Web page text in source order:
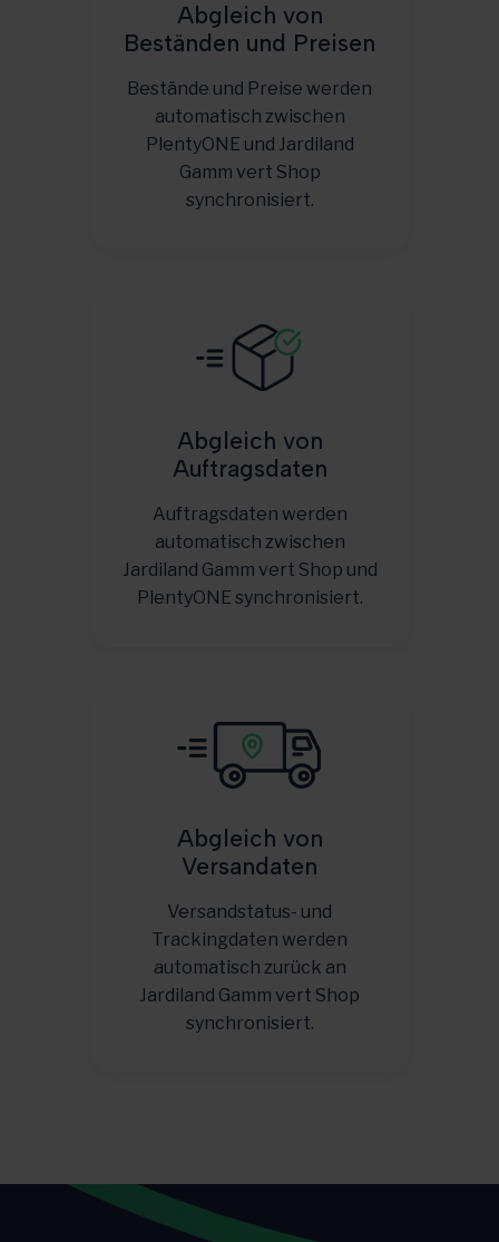
Abgleich von
Beständen und Preisen
Bestände und Preise werden
automatisch zwischen
PlentyONE und Jardiland
Gamm vert Shop
synchronisiert.
Abgleich von
Auftragsdaten
Auftragsdaten werden
automatisch zwischen
Jardiland Gamm vert Shop und
PlentyONE synchronisiert.
Abgleich von
Versandaten
Versandstatus- und
Trackingdaten werden
automatisch zurück an
Jardiland Gamm vert Shop
synchronisiert.